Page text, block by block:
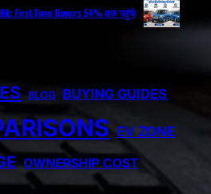
First-Time Buyers 54% तक पहुंचे
BLOG BUYING GUIDES
EV ZONE
OWNERSHIP COST